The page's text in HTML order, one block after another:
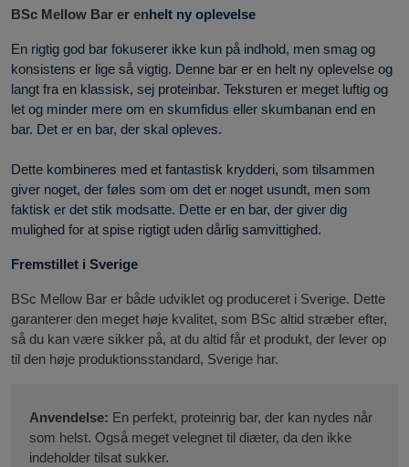
BSc Mellow Bar er enhelt ny oplevelse
En rigtig god bar fokuserer ikke kun på indhold, men smag og
konsistens er lige så vigtig. Denne bar er en helt ny oplevelse og
langt fra en klassisk, sej proteinbar. Teksturen er meget luftig og
let og minder mere om en skumfidus eller skumbanan end en
bar. Det er en bar, der skal opleves.
Dette kombineres med et fantastisk krydderi, som tilsammen
giver noget, der føles som om det er noget usundt, men som
faktisk er det stik modsatte. Dette er en bar, der giver dig
mulighed for at spise rigtigt uden dårlig samvittighed.
Fremstillet i Sverige
BSc Mellow Bar er både udviklet og produceret i Sverige. Dette
garanterer den meget høje kvalitet, som BSc altid stræber efter,
så du kan være sikker på, at du altid får et produkt, der lever op
til den høje produktionsstandard, Sverige har.
Anvendelse: En perfekt, proteinrig bar, der kan nydes når
som helst. Også meget velegnet til diæter, da den ikke
indeholder tilsat sukker.